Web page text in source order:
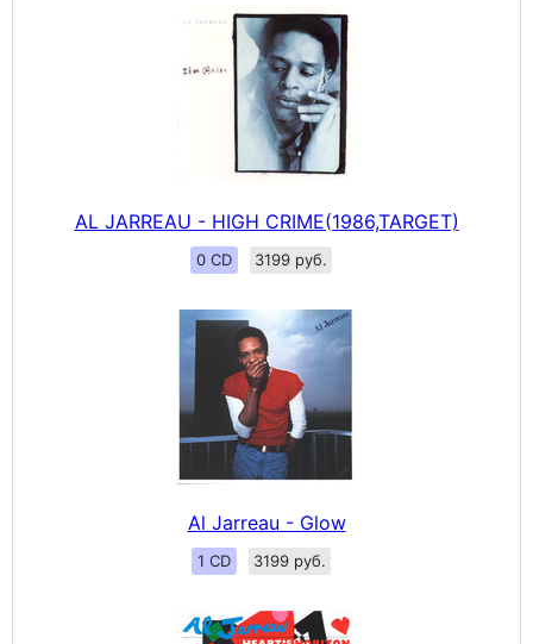
AL JARREAU - HIGH CRIME(1986,TARGET)
0 CD 3199 руб.
Al Jarreau - Glow
1 CD 3199 руб.